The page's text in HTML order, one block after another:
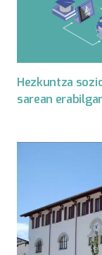
Hezkuntza
sarean